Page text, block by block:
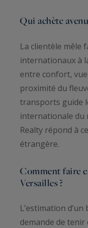
Qui achète
La clientèle mêle
internationaux à
entre confort, vue
proximité du
transports guide
internationale du
Realty répond à
étrangère.
Comment faire
Versailles ?
L’estimation
demande de